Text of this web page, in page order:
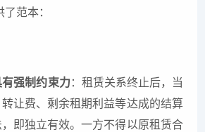
范本：
强制约束力 ：租赁关系终止后，当
让费、剩余租期利益等达成的结算
即独立有效。一方不得以原租赁合